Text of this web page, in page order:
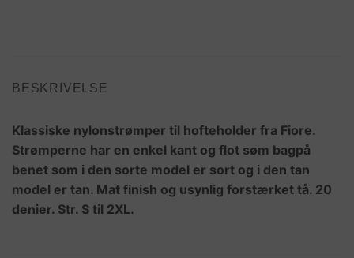
BESKRIVELSE
Klassiske nylonstrømper til hofteholder fra Fiore.
Strømperne har en enkel kant og flot søm bagpå
benet som i den sorte model er sort og i den tan
model er tan. Mat finish og usynlig forstærket tå. 20
denier. Str. S til 2XL.